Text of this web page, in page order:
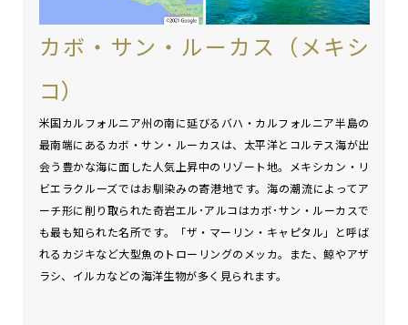
カボ・サン・ルーカス（メキシ
コ）
米国カルフォルニア州の南に延びるバハ・カルフォルニア半島の
最南端にあるカボ・サン・ルーカスは、太平洋とコルテス海が出
会う豊かな海に面した人気上昇中のリゾート地。メキシカン・リ
ビエラクルーズではお馴染みの寄港地です。海の潮流によってア
ーチ形に削り取られた奇岩エル･アルコはカボ･サン・ルーカスで
も最も知られた名所です。「ザ・マーリン・キャピタル」と呼ば
れるカジキなど大型魚のトローリングのメッカ。また、鯨やアザ
ラシ、イルカなどの海洋生物が多く見られます。